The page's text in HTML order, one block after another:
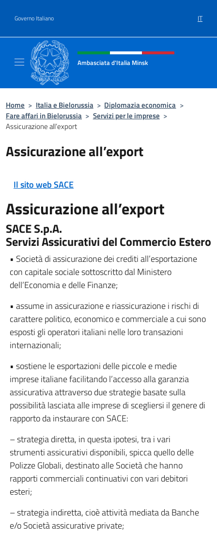
Governo Italiano IT
Intestazione sito, social e menù
Ambasciata d'Italia Minsk
Home > Italia e Bielorussia > Diplomazia economica >
Fare affari in Bielorussia > Servizi per le imprese >
Assicurazione all’export
Assicurazione all’export
Il sito web SACE
Assicurazione all’export
SACE S.p.A.
Servizi Assicurativi del Commercio Estero
• Società di assicurazione dei crediti all’esportazione
con capitale sociale sottoscritto dal Ministero
dell’Economia e delle Finanze;
• assume in assicurazione e riassicurazione i rischi di
carattere politico, economico e commerciale a cui sono
esposti gli operatori italiani nelle loro transazioni
internazionali;
• sostiene le esportazioni delle piccole e medie
imprese italiane facilitando l’accesso alla garanzia
assicurativa attraverso due strategie basate sulla
possibilità lasciata alle imprese di scegliersi il genere di
rapporto da instaurare con SACE:
– strategia diretta, in questa ipotesi, tra i vari
strumenti assicurativi disponibili, spicca quello delle
Polizze Globali, destinato alle Società che hanno
rapporti commerciali continuativi con vari debitori
esteri;
– strategia indiretta, cioè attività mediata da Banche
e/o Società assicurative private;